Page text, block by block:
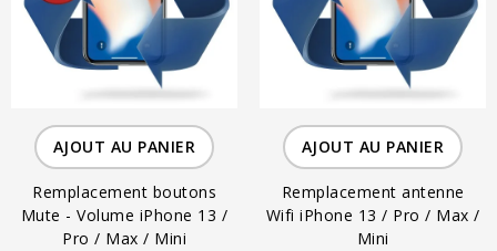
AJOUT AU PANIER
Remplacement boutons
Mute - Volume iPhone 13 /
Pro / Max / Mini
AJOUT AU PANIER
Remplacement antenne
Wifi iPhone 13 / Pro / Max /
Mini